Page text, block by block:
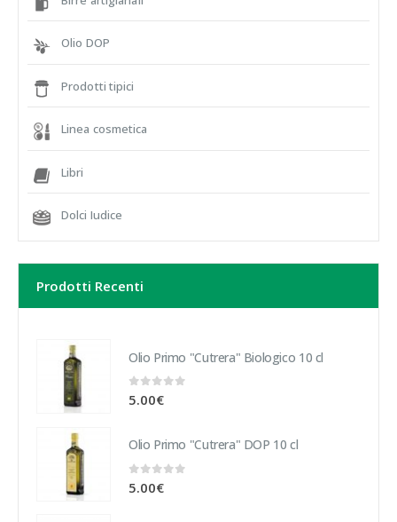
Olio DOP
Prodotti tipici
Linea cosmetica
Libri
Dolci Iudice
Prodotti Recenti
Olio Primo "Cutrera" Biologico 10 cl
0 out of 5
5.00€
Olio Primo "Cutrera" DOP 10 cl
0 out of 5
5.00€